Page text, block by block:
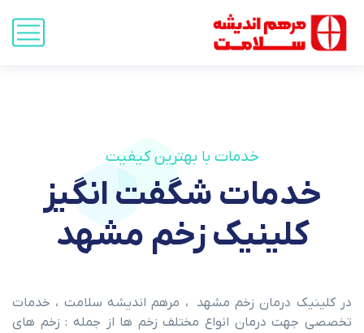
خدمات با بهترین کیفیت
خدمات شگفت انگیز
کلینیک زخم مشهد
در کلینیک درمان زخم مشهد ، مرهم اندیشه سلامت ، خدمات
تخصصی جهت درمان انواع مختلف زخم ها از جمله : زخم های